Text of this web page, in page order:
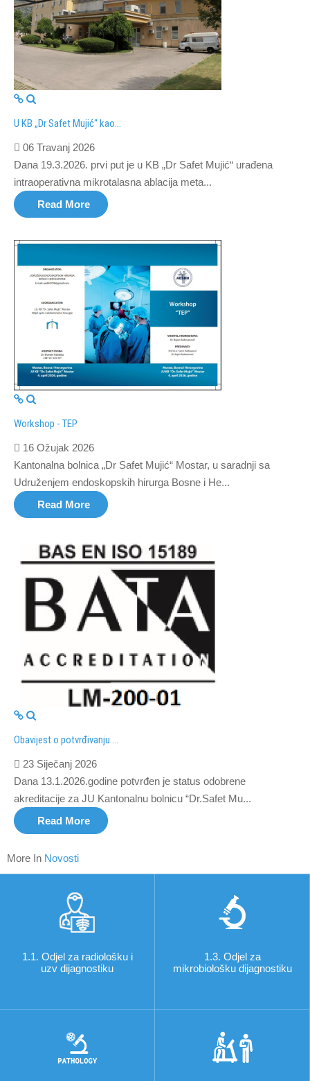
U KB „Dr Safet Mujić“ kao...
06 Travanj 2026
Dana 19.3.2026. prvi put je u KB „Dr Safet Mujić“ urađena
intraoperativna mikrotalasna ablacija meta...
Read More
Workshop - TEP
16 Ožujak 2026
Kantonalna bolnica „Dr Safet Mujić“ Mostar, u saradnji sa
Udruženjem endoskopskih hirurga Bosne i He...
Read More
Obavijest o potvrđivanju ...
23 Siječanj 2026
Dana 13.1.2026.godine potvrđen je status odobrene
akreditacije za JU Kantonalnu bolnicu “Dr.Safet Mu...
Read More
More In Novosti
1.1. Odjel za radiološku i
uzv dijagnostiku
1.3. Odjel za
mikrobiološku dijagnostiku